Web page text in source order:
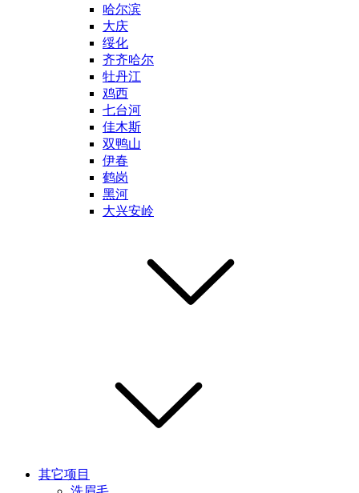
哈尔滨
大庆
绥化
齐齐哈尔
牡丹江
鸡西
七台河
佳木斯
双鸭山
伊春
鹤岗
黑河
大兴安岭
其它项目